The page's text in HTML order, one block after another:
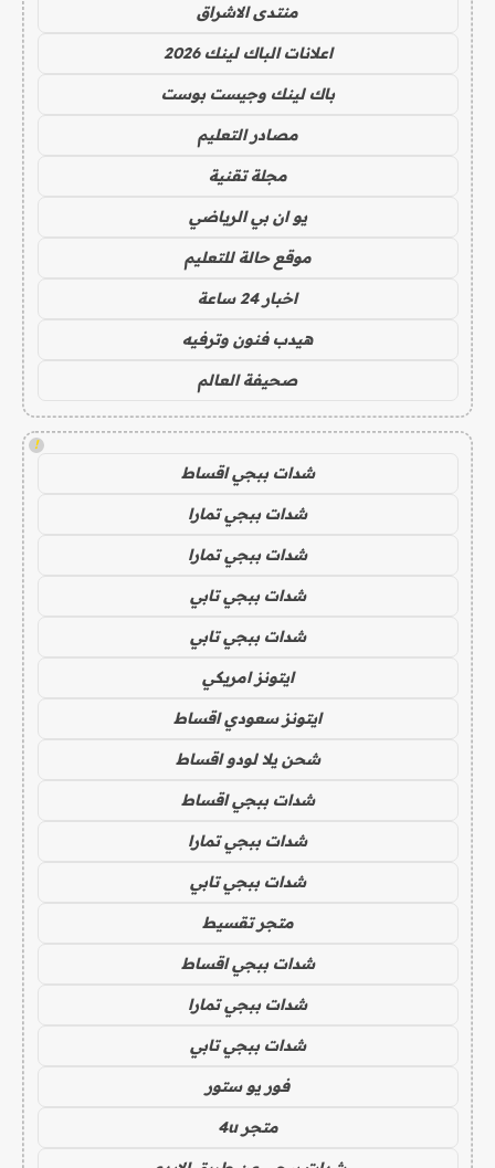
منتدى الاشراق
اعلانات الباك لينك 2026
باك لينك وجيست بوست
مصادر التعليم
مجلة تقنية
يو ان بي الرياضي
موقع حالة للتعليم
اخبار 24 ساعة
هيدب فنون وترفيه
صحيفة العالم
!
شدات ببجي اقساط
شدات ببجي تمارا
شدات ببجي تمارا
شدات ببجي تابي
شدات ببجي تابي
ايتونز امريكي
ايتونز سعودي اقساط
شحن يلا لودو اقساط
شدات ببجي اقساط
شدات ببجي تمارا
شدات ببجي تابي
متجر تقسيط
شدات ببجي اقساط
شدات ببجي تمارا
شدات ببجي تابي
فور يو ستور
متجر 4u